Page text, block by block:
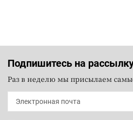
Подпишитесь на
Раз в неделю мы присылаем